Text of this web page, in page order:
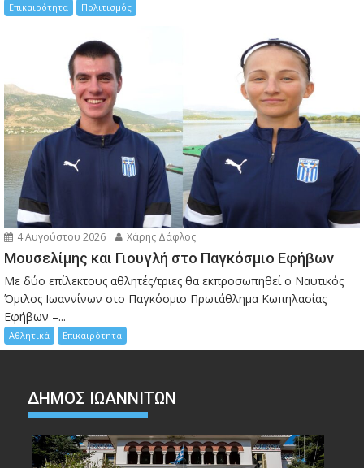
Επικαιρότητα Πολιτισμός
4 Αυγούστου 2026 Χάρης Δάφλος
Μουσελίμης και Γιουγλή στο Παγκόσμιο Εφήβων
Mε δύο επίλεκτους αθλητές/τριες θα εκπροσωπηθεί ο Ναυτικός
Όμιλος Ιωαννίνων στο Παγκόσμιο Πρωτάθλημα Κωπηλασίας
Εφήβων –...
Αθλητικά Επικαιρότητα
ΔΗΜΟΣ ΙΩΑΝΝΙΤΩΝ